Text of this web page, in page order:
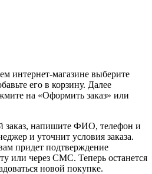
интернет-магазине выберите
его в корзину. Далее
на «Оформить заказ» или
заказ, напишите ФИО, телефон и
и уточнит условия заказа.
придет подтверждение
или через СМС. Теперь останется
новой покупке.